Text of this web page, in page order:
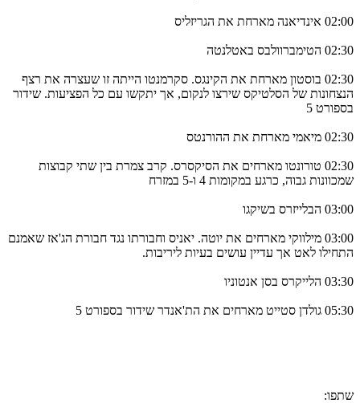
02:00 אינדיאנה מארחת את הגריזליס
02:30 הטימברוולבס באטלנטה
02:30 בוסטון מארחת את הקינגס. סקרמנטו הייתה זו שעצרה את רצף
הנצחונות של הסלטיקס שירצו לנקום, אך יתקשו עם כל הפציעות. שידור
בספורט 5
02:30 מיאמי מארחת את ההורנטס
02:30 טורונטו מארחים את הסיקסרס. קרב צמרת בין שתי קבוצות
שמכוונות גבוה, כרגע במקומות 4 ו-5 במזרח
03:00 הבלייזרס בשיקגו
03:00 מילווקי מארחים את יוטה. יאניס וחבורתו נגד חבורת הג'אז שאמנם
התחילו לאט אך עדיין עושים בעיות ליריבות.
03:30 הלייקרס בסן אנטוניו
05:30 גולדן סטייט מארחים את הת'אנדר שידור בספורט 5
שתפו: